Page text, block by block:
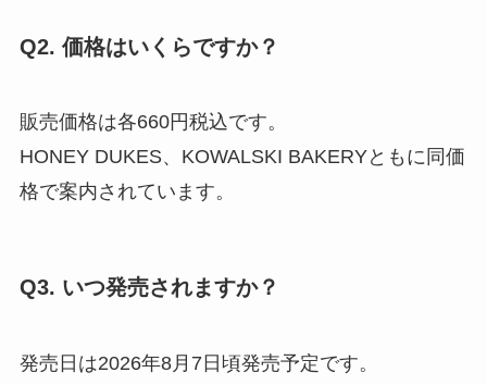
Q2. 価格はいくらですか？
販売価格は各660円税込です。
HONEY DUKES、KOWALSKI BAKERYともに同価
格で案内されています。
Q3. いつ発売されますか？
発売日は2026年8月7日頃発売予定です。